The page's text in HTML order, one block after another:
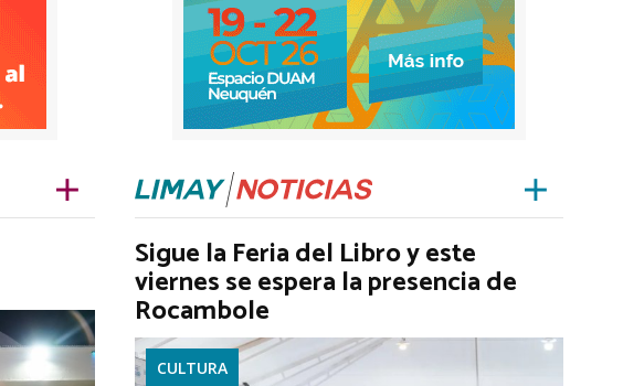
Sigue la Feria del Libro y este
viernes se espera la presencia de
Rocambole
CULTURA